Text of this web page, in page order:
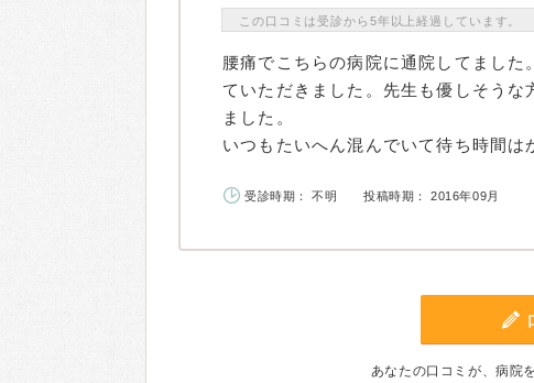
この口コミは受診から5年以上経過しています。
腰痛でこちらの病院に通院してまし
ていただきました。先生も優しそう
ました。
いつもたいへん混んでいて待ち時間は
受診時期： 不明 投稿時期： 2016年09月
あなたの口コミが、病院